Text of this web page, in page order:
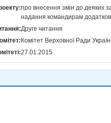
про внесення змін до деяких
надання командирам
Друге читання
Комітет Верховної Ради
27.01.2015